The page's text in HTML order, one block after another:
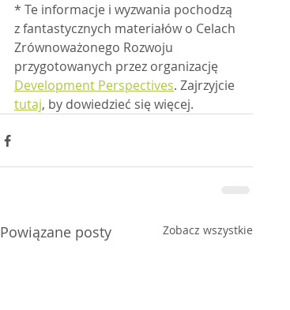
* Te informacje i wyzwania pochodzą
z fantastycznych materiałów o Celach
Zrównoważonego Rozwoju
przygotowanych przez organizację
Development Perspectives. Zajrzyjcie
tutaj, by dowiedzieć się więcej.
Powiązane posty Zobacz wszystkie